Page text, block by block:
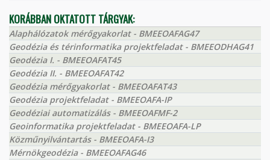
KORÁBBAN OKTATOTT TÁRGYAK:
Alaphálózatok mérőgyakorlat - BMEEOAFAG47
Geodézia és térinformatika projektfeladat - BMEEODHAG41
Geodézia I. - BMEEOAFAT45
Geodézia II. - BMEEOAFAT42
Geodézia mérőgyakorlat - BMEEOAFAT43
Geodézia projektfeladat - BMEEOAFA-IP
Geodéziai automatizálás - BMEEOAFMF-2
Geoinformatika projektfeladat - BMEEOAFA-LP
Közműnyilvántartás - BMEEOAFA-I3
Mérnökgeodézia - BMEEOAFAG46